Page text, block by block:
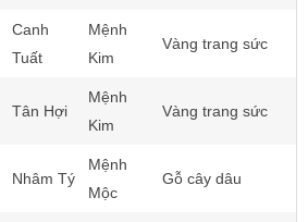
Canh
Tuất
Mệnh
Kim
Vàng trang sức
Tân Hợi
Mệnh
Kim
Vàng trang sức
Nhâm Tý
Mệnh
Mộc
Gỗ cây dâu